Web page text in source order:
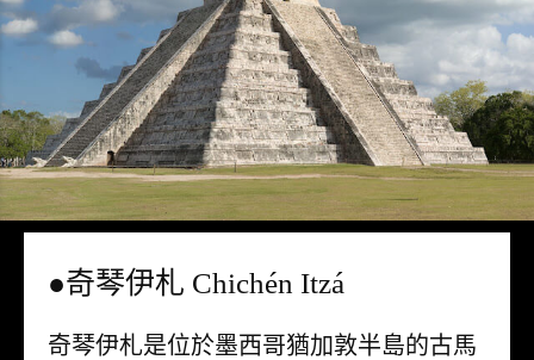
●奇琴伊札 Chichén Itzá
奇琴伊札是位於墨西哥猶加敦半島的古馬